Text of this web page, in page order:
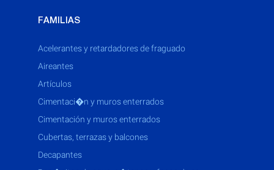
FAMILIAS
acelerantes y retardadores de fraguado
aireantes
artículos
cimentaci�n y muros enterrados
cimentación y muros enterrados
cubertas, terrazas y balcones
decapantes